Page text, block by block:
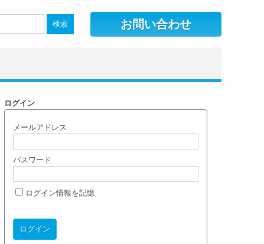
お問い合わせ
ログイン
メールアドレス
パスワード
ログイン情報を記憶